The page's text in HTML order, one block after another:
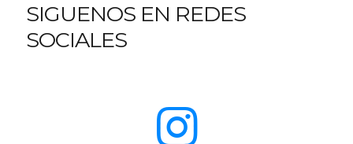
SIGUENOS EN REDES
SOCIALES